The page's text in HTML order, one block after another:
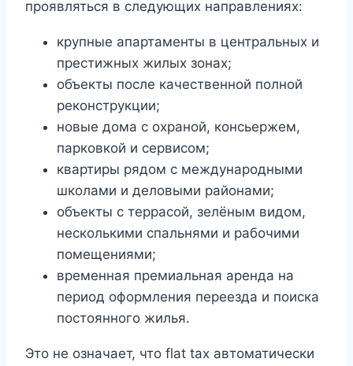
проявляться в следующих направлениях:
крупные апартаменты в центральных и
престижных жилых зонах;
объекты после качественной полной
реконструкции;
новые дома с охраной, консьержем,
парковкой и сервисом;
квартиры рядом с международными
школами и деловыми районами;
объекты с террасой, зелёным видом,
несколькими спальнями и рабочими
помещениями;
временная премиальная аренда на
период оформления переезда и поиска
постоянного жилья.
Это не означает, что flat tax автоматически